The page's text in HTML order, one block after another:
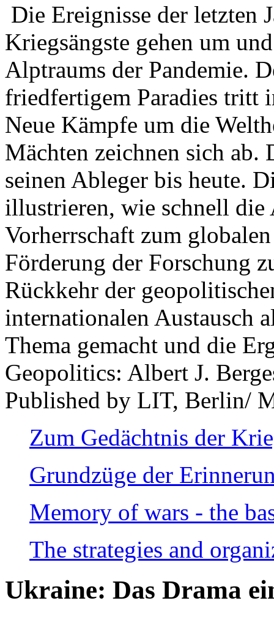
Die Ereignisse der letzten
Kriegsängste gehen um
Alptraums der Pandemie.
friedfertigem Paradies tritt
Neue Kämpfe um die
Mächten zeichnen sich
seinen Ableger bis heute.
illustrieren, wie schnell die
Vorherrschaft zum
Förderung der Forschung
Rückkehr der
internationalen Austausch
Thema gemacht und die
Geopolitics: Albert J.
Published by LIT, Berlin/
Zum Gedächtnis der
Grundzüge der
Memory of wars - the
The strategies and
Ukraine: Das Drama